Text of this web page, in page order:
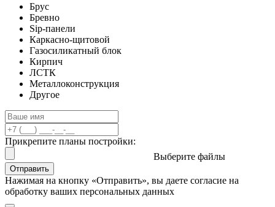
Брус
Бревно
Sip-панели
Каркасно-щитовой
Газосиликатный блок
Кирпич
ЛСТК
Металлоконструкция
Другое
Прикрепите планы постройки:
Выберите файлы
Отправить
Нажимая на кнопку «Отправить», вы даете согласие на
обработку ваших персональных данных